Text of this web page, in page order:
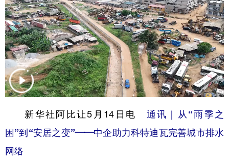
访谈 视频 图片 政务
法律 中央文件 金融 汽车
食品 人居 信息化 数字经济
学术中国 乡村振兴 银龄 溯源中国
彩票 时尚 悦读
新华社阿比让5月14日电
通讯｜从“雨季之
困”到“安居之变”——中企助力科特迪瓦完善城市排水
网络